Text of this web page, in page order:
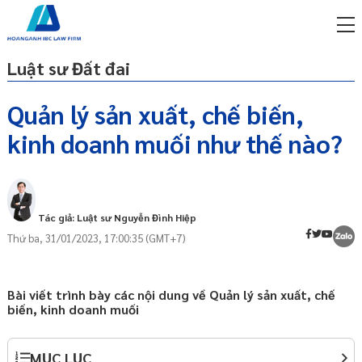
Luật sư Đất đai
Quản lý sản xuất, chế biến,
kinh doanh muối như thế nào?
Tác giả: Luật sư Nguyễn Đình Hiệp
Thứ ba, 31/01/2023, 17:00:35 (GMT+7)
Bài viết trình bày các nội dung về Quản lý sản xuất, chế
biến, kinh doanh muối
MỤC LỤC
Căn cứ pháp lý
kinh doanh muối là gì?
phí qua zalo
ty/doanh nghiệp
gói
phí qua zalo
ty/doanh nghiệp
gói
ty/doanh nghiệp
gói